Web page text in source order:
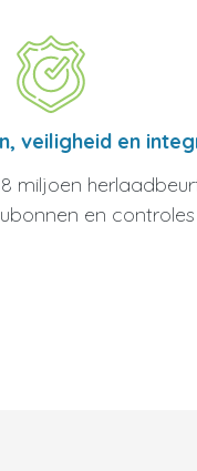
veiligheid en
miljoen
en controles